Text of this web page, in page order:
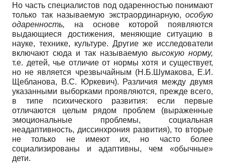
Но часть специалистов под одаренностью понимают
только так называемую экстраординарную, особую
одаренность, на основе которой появляются
выдающиеся достижения, меняющие ситуацию в
науке, технике, культуре. Другие же исследователи
включают сюда и так называемую высокую норму,
т.е. детей, чье отличие от нормы хотя и существует,
но не является чрезвычайным (Н.Б.Шумакова, Е.И.
Щебланова, В.С. Юркевич). Различия между двумя
указанными выборками проявляются, прежде всего,
в типе психического развития: если первые
отличаются целым рядом проблем (выраженные
эмоциональные проблемы, социальная
неадаптивность, диссинхрония развития), то вторые
не только не имеют их, но часто более
социализированы и адаптивны, чем «обычные»
дети.